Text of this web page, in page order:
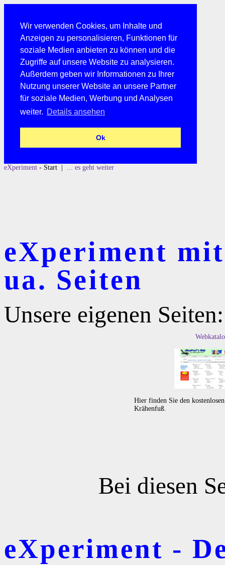
Wir verwenden Cookies, um Inhalte und
Anzeigen zu personalisieren, Funktionen für
soziale Medien anbieten zu können und die
Zugriffe auf unsere Website zu analysieren.
Außerdem geben wir Informationen zu Ihrer
Nutzung unserer Website an unsere Partner
für soziale Medien, Werbung und Analysen
weiter. Details ansehen
Ok
eXperiment - Start | ... es geht weiter
eXperiment
ua. Seiten
Unsere eigenen Seiten:
Hier finden Sie den
Krähenfuß.
Bei diesen
eXperiment -